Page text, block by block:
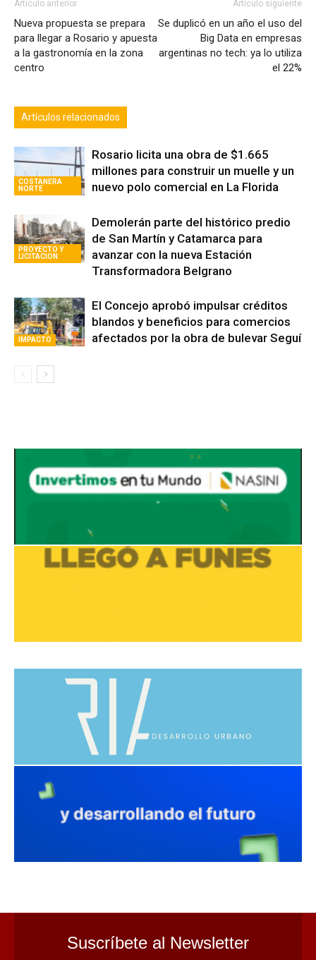
Artículo anterior
Nueva propuesta se prepara
para llegar a Rosario y apuesta
a la gastronomía en la zona
centro
Artículo siguiente
Se duplicó en un año el uso del
Big Data en empresas
argentinas no tech: ya lo utiliza
el 22%
Artículos relacionados
COSTANERA
NORTE
Rosario licita una obra de $1.665
millones para construir un muelle y un
nuevo polo comercial en La Florida
PROYECTO Y
LICITACION
Demolerán parte del histórico predio
de San Martín y Catamarca para
avanzar con la nueva Estación
Transformadora Belgrano
IMPACTO
El Concejo aprobó impulsar créditos
blandos y beneficios para comercios
afectados por la obra de bulevar Seguí
Suscríbete al Newsletter